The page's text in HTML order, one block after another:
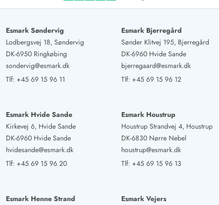
Esmark Søndervig
Lodbergsvej 18, Søndervig
DK-6950 Ringkøbing
sondervig@esmark.dk
Tlf: +45 69 15 96 11
Esmark Bjerregård
Sønder Klitvej 195, Bjerregård
DK-6960 Hvide Sande
bjerregaard@esmark.dk
Tlf: +45 69 15 96 12
Esmark Hvide Sande
Kirkevej 6, Hvide Sande
DK-6960 Hvide Sande
hvidesande@esmark.dk
Tlf: +45 69 15 96 20
Esmark Houstrup
Houstrup Strandvej 4, Houstrup
DK-6830 Nørre Nebel
houstrup@esmark.dk
Tlf: +45 69 15 96 13
Esmark Henne Strand
Esmark Vejers